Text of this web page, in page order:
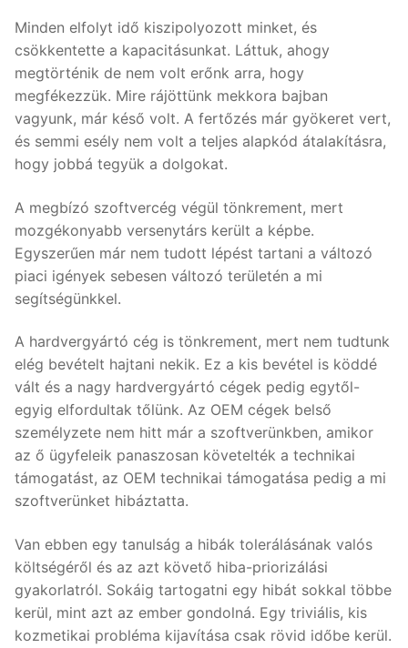
Minden elfolyt idő kiszipolyozott minket, és
csökkentette a kapacitásunkat. Láttuk, ahogy
megtörténik de nem volt erőnk arra, hogy
megfékezzük. Mire rájöttünk mekkora bajban
vagyunk, már késő volt. A fertőzés már gyökeret vert,
és semmi esély nem volt a teljes alapkód átalakításra,
hogy jobbá tegyük a dolgokat.
A megbízó szoftvercég végül tönkrement, mert
mozgékonyabb versenytárs került a képbe.
Egyszerűen már nem tudott lépést tartani a változó
piaci igények sebesen változó területén a mi
segítségünkkel.
A hardvergyártó cég is tönkrement, mert nem tudtunk
elég bevételt hajtani nekik. Ez a kis bevétel is köddé
vált és a nagy hardvergyártó cégek pedig egytől-
egyig elfordultak tőlünk. Az OEM cégek belső
személyzete nem hitt már a szoftverünkben, amikor
az ő ügyfeleik panaszosan követelték a technikai
támogatást, az OEM technikai támogatása pedig a mi
szoftverünket hibáztatta.
Van ebben egy tanulság a hibák tolerálásának valós
költségéről és az azt követő hiba-priorizálási
gyakorlatról. Sokáig tartogatni egy hibát sokkal többe
kerül, mint azt az ember gondolná. Egy triviális, kis
kozmetikai probléma kijavítása csak rövid időbe kerül.